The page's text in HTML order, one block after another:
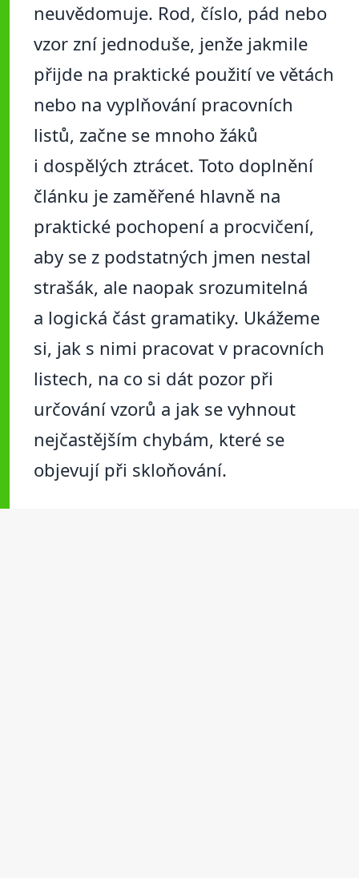
neuvědomuje. Rod, číslo, pád nebo
vzor zní jednoduše, jenže jakmile
přijde na praktické použití ve větách
nebo na vyplňování pracovních
listů, začne se mnoho žáků
i dospělých ztrácet. Toto doplnění
článku je zaměřené hlavně na
praktické pochopení a procvičení,
aby se z podstatných jmen nestal
strašák, ale naopak srozumitelná
a logická část gramatiky. Ukážeme
si, jak s nimi pracovat v pracovních
listech, na co si dát pozor při
určování vzorů a jak se vyhnout
nejčastějším chybám, které se
objevují při skloňování.